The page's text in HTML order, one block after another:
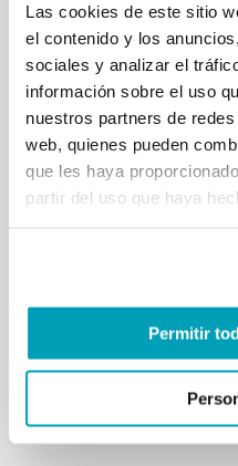
Las cookies de este sitio
el contenido y los
sociales y analizar el
información sobre el uso
nuestros partners de
web, quienes pueden
que les haya
partir del uso que haya
Permitir
reflejados en ellas el
caminando por la
miseria, el dolor por la
ellas también vemos el
sufren el desprecio por
de tierra, de casa, de
que su mirada revela
las manos demasiado
de mujeres, madres que
anhelos, bajo el
cambien. Ellas, en su
aquellos que,
Volver a los resultados